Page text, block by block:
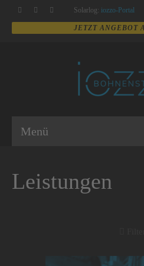
Solarlog: iozzo-Portal
Menü
Leistungen
Alles